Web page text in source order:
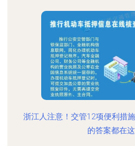
浙江人注意！交管12项便利措
的答案都在这